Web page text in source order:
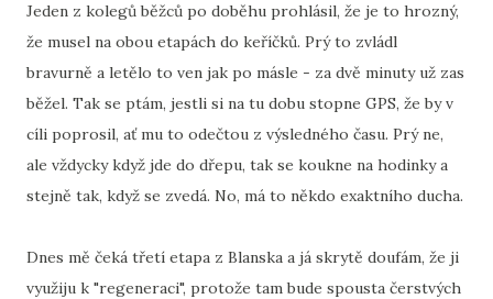
Jeden z kolegů běžců po doběhu prohlásil, že je to hrozný,
že musel na obou etapách do keříčků. Prý to zvládl
bravurně a letělo to ven jak po másle - za dvě minuty už zas
běžel. Tak se ptám, jestli si na tu dobu stopne GPS, že by v
cíli poprosil, ať mu to odečtou z výsledného času. Prý ne,
ale vždycky když jde do dřepu, tak se koukne na hodinky a
stejně tak, když se zvedá. No, má to někdo exaktního ducha.
Dnes mě čeká třetí etapa z Blanska a já skrytě doufám, že ji
využiju k "regeneraci", protože tam bude spousta čerstvých